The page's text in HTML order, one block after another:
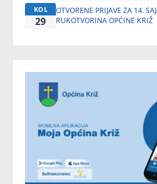
KOL
29
OTVORENE PRIJAVE ZA 14.
RUKOTVORINA OPĆINE KRIŽ